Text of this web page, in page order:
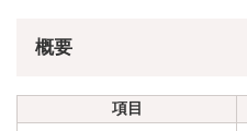
概要
項目